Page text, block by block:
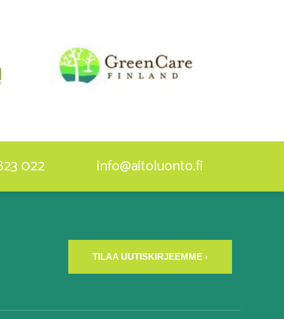
022 info@aitoluonto.fi
TILAA UUTISKIRJEEMME ›